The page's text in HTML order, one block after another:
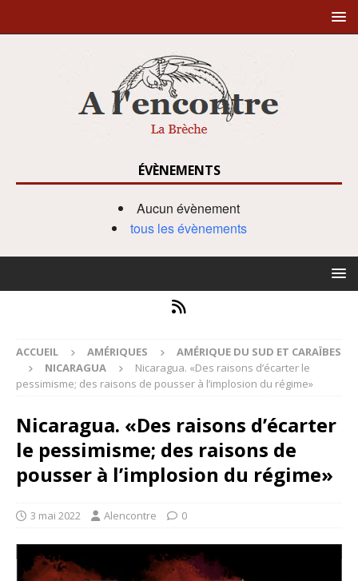
ÉVÈNEMENTS
Aucun évènement
tous les évènements
ACCUEIL AMÉRIQUES
AMÉRIQUE DU SUD ET CARAÏBES
NICARAGUA
Nicaragua. «Des raisons d’écarter le
pessimisme; des raisons de pousser à l’implosion du régime»
Nicaragua. «Des raisons d’écarter
le pessimisme; des raisons de
pousser à l’implosion du régime»
3 mai 2022 Alencontre 0